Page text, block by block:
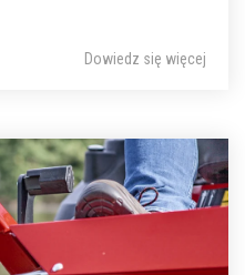
Dowiedz się więcej